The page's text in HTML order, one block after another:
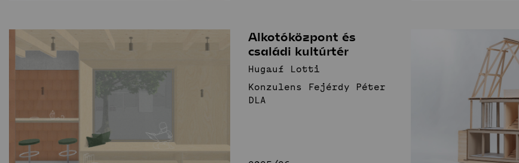
Alkotóközpont és
családi kultúrtér
Hugauf Lotti
Konzulens Fejérdy Péter
DLA